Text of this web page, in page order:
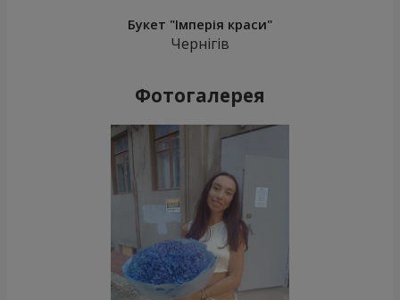
Букет "Імперія краси"
Чернігів
Фотогалерея